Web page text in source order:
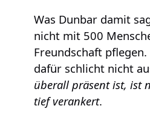
Was Dunbar damit
nicht mit 500
Freundschaft
dafür schlicht nicht
überall präsent ist, ist
tief verankert.